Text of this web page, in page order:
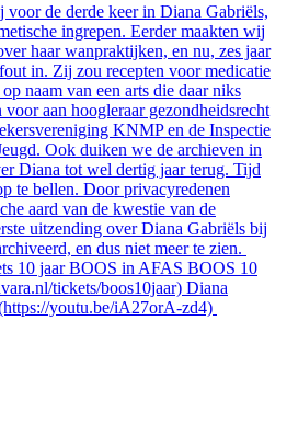
de derde keer in Diana Gabriëls,
ingrepen. Eerder maakten wij
haar wanpraktijken, en nu, zes jaar
in. Zij zou recepten voor medicatie
naam van een arts die daar niks
aan hoogleraar gezondheidsrecht
KNMP en de Inspectie
Ook duiken we de archieven in
Diana tot wel dertig jaar terug. Tijd
te bellen. Door privacyredenen
aard van de kwestie van de
uitzending over Diana Gabriëls bij
en dus niet meer te zien.
10 jaar BOOS in AFAS BOOS 10
tickets/boos10jaar) Diana
youtu.be/iA27orA-zd4)